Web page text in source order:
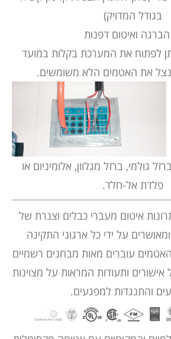
בגודל המדויק)
לפתוח את המערכת בקלות במועד
את האטמים הלא משומשים.
גולמי, ברזל מגלוון, אלומיניום או
פלדת אל-חלד.
איטום מעברי כבלים וצנרת של
על ידי כל ארגוני התקינה
עוברים מאות מבחנים רשמיים
ותעודות המראות על מצוינות
והתנגדות למפגעים.